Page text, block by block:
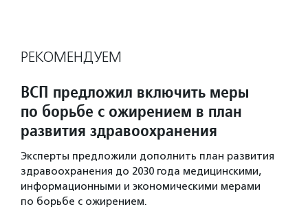
РЕКОМЕНДУЕМ
ВСП предложил включить меры
по борьбе с ожирением в план
развития здравоохранения
Эксперты предложили дополнить план развития
здравоохранения до 2030 года медицинскими,
информационными и экономическими мерами
по борьбе с ожирением.